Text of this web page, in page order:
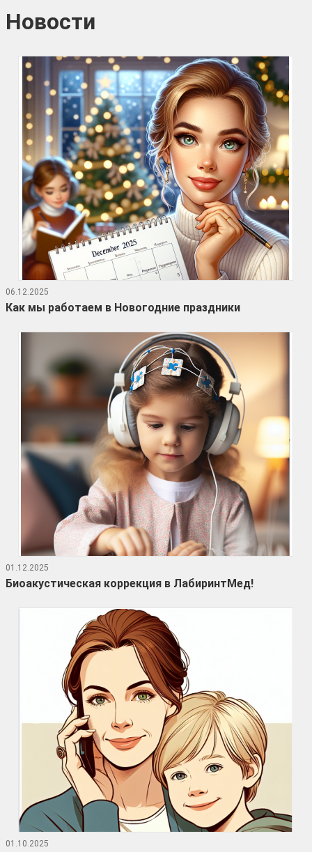
Новости
06.12.2025
Как мы работаем в Новогодние праздники
01.12.2025
Биоакустическая коррекция в ЛабиринтМед!
01.10.2025